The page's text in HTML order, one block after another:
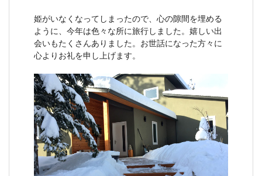
姫がいなくなってしまったので、心の隙間を埋める
ように、今年は色々な所に旅行しました。嬉しい出
会いもたくさんありました。お世話になった方々に
心よりお礼を申し上げます。